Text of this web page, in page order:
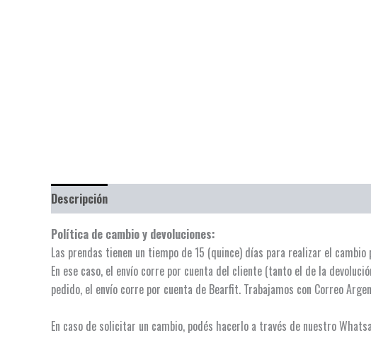
Descripción
Política de cambio y devoluciones:
Las prendas tienen un tiempo de 15 (quince) días para realizar el
En ese caso, el envío corre por cuenta del cliente (tanto el de la
pedido, el envío corre por cuenta de Bearfit. Trabajamos con Correo
En caso de solicitar un cambio, podés hacerlo a través de nuestro